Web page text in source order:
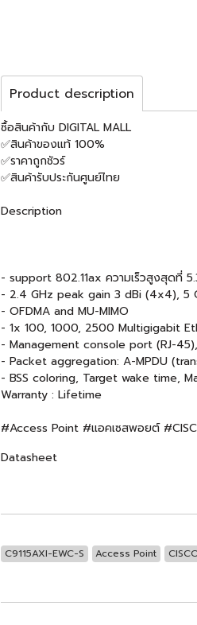
Product description
ซื้อสินค้ากับ DIGITAL MALL
✅สินค้าของแท้ 100%
✅ราคาถูกชัวร์
✅สินค้ารับประกันศูนย์ไทย
Description
- support 802.11ax ความเร็วสูงสุดที่
- 2.4 GHz peak gain 3 dBi (4x4), 5
- OFDMA and MU-MIMO
- 1x 100, 1000, 2500 Multigigabit
- Management console port (RJ-
- Packet aggregation: A-MPDU
- BSS coloring, Target wake time,
Warranty : Lifetime
#Access Point #แอคเซสพอยต์
Datasheet
C9115AXI-EWC-S Access Point